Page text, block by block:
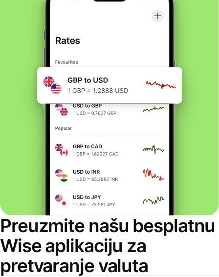
Preuzmite našu besplatnu
Wise aplikaciju za
pretvaranje valuta